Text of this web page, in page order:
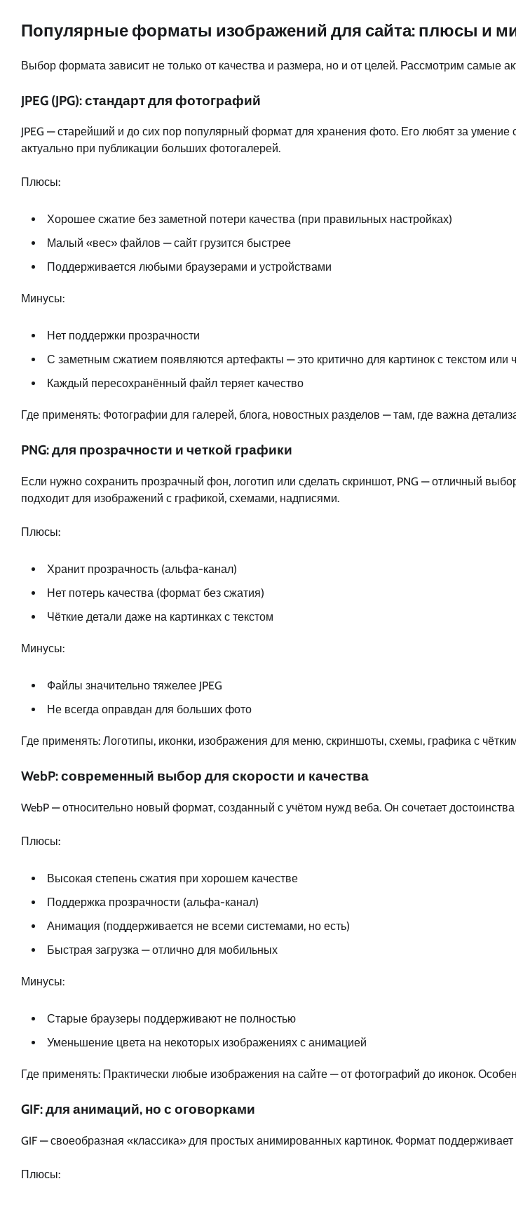
Популярные форматы изображений для сайта: плюсы и
Выбор формата зависит не только от качества и размера, но и от целей. Рассмотрим самые
JPEG (JPG): стандарт для фотографий
JPEG — старейший и до сих пор популярный формат для хранения фото. Его любят за
актуально при публикации больших фотогалерей.
Плюсы:
Хорошее сжатие без заметной потери качества (при правильных настройках)
Малый «вес» файлов — сайт грузится быстрее
Поддерживается любыми браузерами и устройствами
Минусы:
Нет поддержки прозрачности
С заметным сжатием появляются артефакты — это критично для картинок с текстом или
Каждый пересохранённый файл теряет качество
Где применять: Фотографии для галерей, блога, новостных разделов — там, где важна
PNG: для прозрачности и четкой графики
Если нужно сохранить прозрачный фон, логотип или сделать скриншот, PNG — отличный
подходит для изображений с графикой, схемами, надписями.
Плюсы:
Хранит прозрачность (альфа-канал)
Нет потерь качества (формат без сжатия)
Чёткие детали даже на картинках с текстом
Минусы:
Файлы значительно тяжелее JPEG
Не всегда оправдан для больших фото
Где применять: Логотипы, иконки, изображения для меню, скриншоты, схемы, графика с
WebP: современный выбор для скорости и качества
WebP — относительно новый формат, созданный с учётом нужд веба. Он сочетает
Плюсы:
Высокая степень сжатия при хорошем качестве
Поддержка прозрачности (альфа-канал)
Анимация (поддерживается не всеми системами, но есть)
Быстрая загрузка — отлично для мобильных
Минусы:
Старые браузеры поддерживают не полностью
Уменьшение цвета на некоторых изображениях с анимацией
Где применять: Практически любые изображения на сайте — от фотографий до иконок.
GIF: для анимаций, но с оговорками
GIF — своеобразная «классика» для простых анимированных картинок. Формат
Плюсы: